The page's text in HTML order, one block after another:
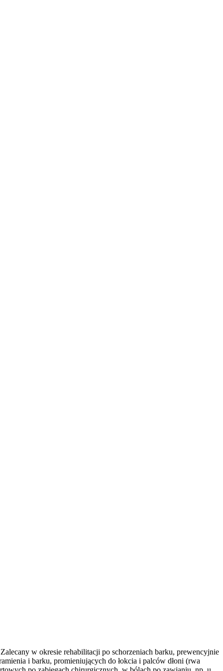
w okresie rehabilitacji po schorzeniach barku, prewencyjnie
i barku, promieniujących do łokcia i palców dłoni (rwa